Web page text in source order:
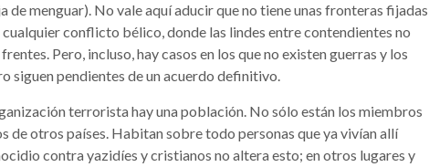
de menguar). No vale aquí aducir que no tiene unas fronteras fijadas
conflicto bélico, donde las lindes entre contendientes no
Pero, incluso, hay casos en los que no existen guerras y los
siguen pendientes de un acuerdo definitivo.
terrorista hay una población. No sólo están los miembros
de otros países. Habitan sobre todo personas que ya vivían allí
contra yazidíes y cristianos no altera esto; en otros lugares y